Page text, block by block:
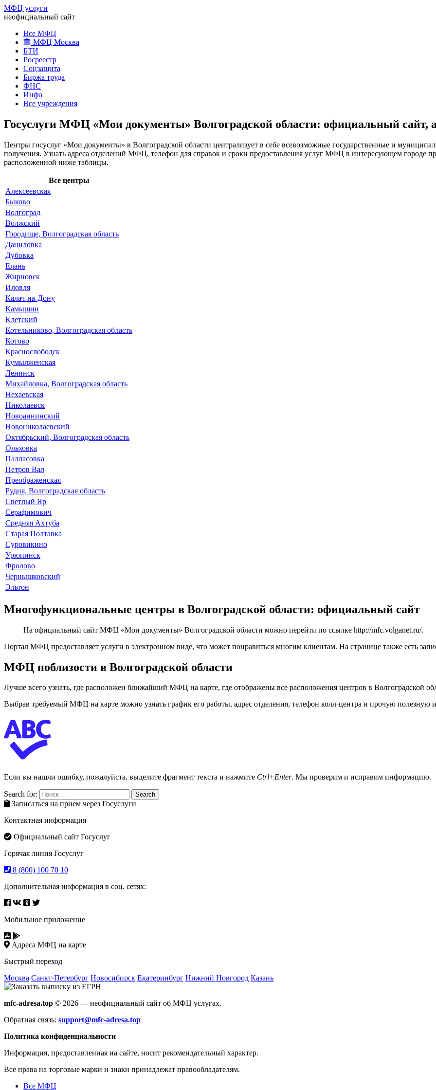
МФЦ услуги
неофициальный сайт
Все МФЦ
МФЦ Москва
БТИ
Росреестр
Соцзащита
Биржа труда
ФНС
Инфо
Все учреждения
Госуслуги МФЦ «Мои документы» Волгоградской области: официальный сайт,
Центры госуслуг «Мои документы» в Волгоградской области централизует в себе всевозможные государственные и
получения. Узнать адреса отделений МФЦ, телефон для справок и сроки предоставления услуг МФЦ в интересующем городе
расположенной ниже таблицы.
Все центры
Алексеевская
Быково
Волгоград
Волжский
Городище, Волгоградская область
Даниловка
Дубовка
Елань
Жирновск
Иловля
Калач-на-Дону
Камышин
Клетский
Котельниково, Волгоградская область
Котово
Краснослободск
Кумылженская
Ленинск
Михайловка, Волгоградская область
Нехаевская
Николаевск
Новоаннинский
Новониколаевский
Октябрьский, Волгоградская область
Ольховка
Палласовка
Петров Вал
Преображенская
Рудня, Волгоградская область
Светлый Яр
Серафимович
Средняя Ахтуба
Старая Полтавка
Суровикино
Урюпинск
Фролово
Чернышковский
Эльтон
Многофункциональные центры в Волгоградской области: официальный сайт
На официальный сайт МФЦ «Мои документы» Волгоградской области можно перейти по ссылке http://mfc.volganet.ru/.
Портал МФЦ предоставляет услуги в электронном виде, что может понравиться многим клиентам. На странице также есть
МФЦ поблизости в Волгоградской области
Лучше всего узнать, где расположен ближайший МФЦ на карте, где отображены все расположения центров в Волгоградской
Выбрав требуемый МФЦ на карте можно узнать график его работы, адрес отделения, телефон колл-центра и прочую полезную
Если вы нашли ошибку, пожалуйста, выделите фрагмент текста и нажмите Ctrl+Enter. Мы проверим и исправим информацию.
Search for: Search
Записаться на прием через Госуслуги
Контактная информация
Официальный сайт Госуслуг
Горячая линия Госуслуг
8 (800) 100 70 10
Дополнительная информация в соц. сетях:
Мобильное приложение
Адреса МФЦ на карте
Быстрый переход
Москва Санкт-Петербург Новосибирск Екатеринбург Нижний Новгород Казань
mfc-adresa.top © 2026 — неофициальный сайт об МФЦ услугах.
Обратная связь: support@mfc-adresa.top
Политика конфиденциальности
Информация, предоставленная на сайте, носит рекомендательный характер.
Все права на торговые марки и знаки принадлежат правообладателям.
Все МФЦ